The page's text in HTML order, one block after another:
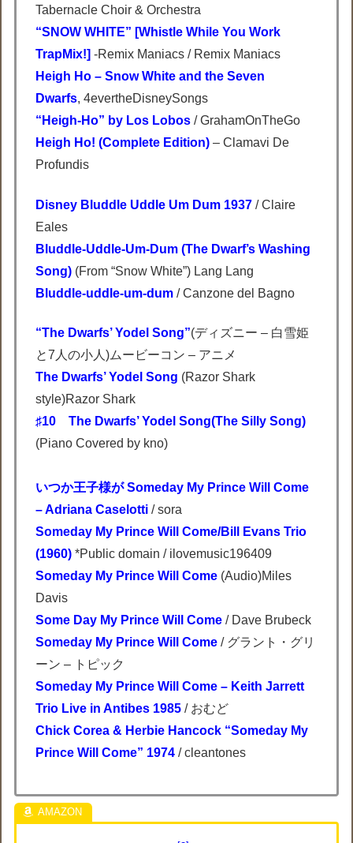
Tabernacle Choir & Orchestra
“SNOW WHITE” [Whistle While You Work
TrapMix!] -Remix Maniacs / Remix Maniacs
Heigh Ho – Snow White and the Seven
Dwarfs, 4evertheDisneySongs
“Heigh-Ho” by Los Lobos / GrahamOnTheGo
Heigh Ho! (Complete Edition) – Clamavi De
Profundis
Disney Bluddle Uddle Um Dum 1937 / Claire
Eales
Bluddle-Uddle-Um-Dum (The Dwarf’s Washing
Song) (From “Snow White”) Lang Lang
Bluddle-uddle-um-dum / Canzone del Bagno
“The Dwarfs’ Yodel Song”(ディズニー – 白雪姫
と7人の小人)ムービーコン – アニメ
The Dwarfs’ Yodel Song (Razor Shark
style)Razor Shark
♯10 The Dwarfs’ Yodel Song(The Silly Song)
(Piano Covered by kno)
いつか王子様が Someday My Prince Will Come
– Adriana Caselotti / sora
Someday My Prince Will Come/Bill Evans Trio
(1960) *Public domain / ilovemusic196409
Someday My Prince Will Come (Audio)Miles
Davis
Some Day My Prince Will Come / Dave Brubeck
Someday My Prince Will Come / グラント・グリ
ーン – トピック
Someday My Prince Will Come – Keith Jarrett
Trio Live in Antibes 1985 / おむど
Chick Corea & Herbie Hancock “Someday My
Prince Will Come” 1974 / cleantones